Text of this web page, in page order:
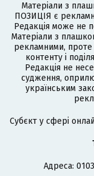
Матеріали з
ПОЗИЦІЯ є
Редакція може не
Матеріали з
рекламними, проте
контенту і
Редакція не
судження,
українським
Cубєкт у сфері
Адреса: